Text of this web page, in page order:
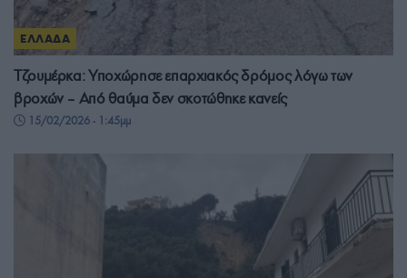
ΕΛΛΑΔΑ
Τζουμέρκα: Υποχώρησε επαρχιακός δρόμος λόγω των
βροχών – Από θαύμα δεν σκοτώθηκε κανείς
15/02/2026 - 1:45μμ